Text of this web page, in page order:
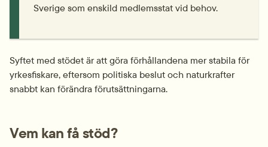
Sverige som enskild medlemsstat vid behov.
Syftet med stödet är att göra förhållandena mer stabila för
yrkesfiskare, eftersom politiska beslut och naturkrafter
snabbt kan förändra förutsättningarna.
Vem kan få stöd?